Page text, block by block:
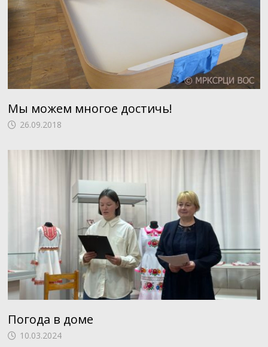
Мы можем многое достичь!
26.09.2018
Погода в доме
10.03.2024